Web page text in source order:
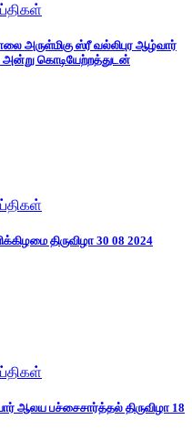
அருள்மிகு ஸ்ரீ வல்லிபுர ஆழ்வார்
அன்று கொடியேற்றத்துடன்
திருவிழா 30 08 2024
ஆலய பச்சைசார்த்தல் திருவிழா 18